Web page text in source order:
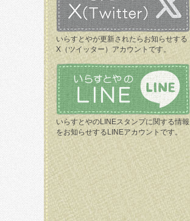
いらすとやが更新されたらお知らせする
X（ツイッター）アカウントです。
いらすとやのLINEスタンプに関する情報
をお知らせするLINEアカウントです。